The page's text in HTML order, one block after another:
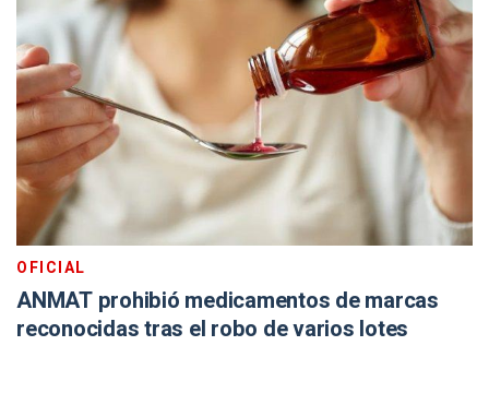
OFICIAL
ANMAT prohibió medicamentos de marcas
reconocidas tras el robo de varios lotes